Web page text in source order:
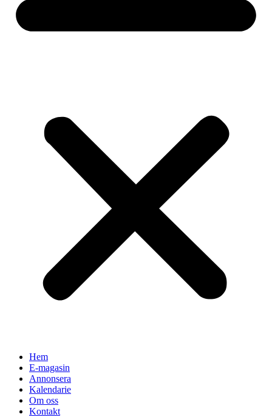
Hem
E-magasin
Annonsera
Kalendarie
Om oss
Kontakt